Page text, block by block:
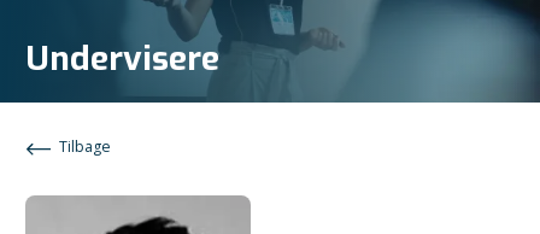
Undervisere
Tilbage